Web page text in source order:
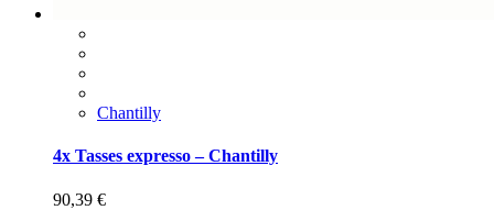
Chantilly
4x Tasses expresso – Chantilly
90,39 €